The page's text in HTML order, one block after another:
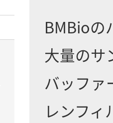
BMBioの
大量のサ
バッファ
レンフ